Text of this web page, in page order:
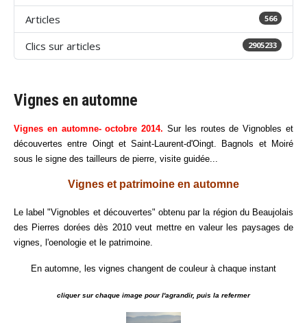
Articles 566
Clics sur articles 2905233
Vignes en automne
Vignes en automne- octobre 2014. Sur les routes de Vignobles et
découvertes entre Oingt et Saint-Laurent-d'Oingt. Bagnols et Moiré
sous le signe des tailleurs de pierre, visite guidée...
Vignes et patrimoine en automne
Le label "Vignobles et découvertes" obtenu par la région du Beaujolais
des Pierres dorées dès 2010 veut mettre en valeur les paysages de
vignes, l'oenologie et le patrimoine.
En automne, les vignes changent de couleur à chaque instant
cliquer sur chaque image pour l'agrandir, puis la refermer